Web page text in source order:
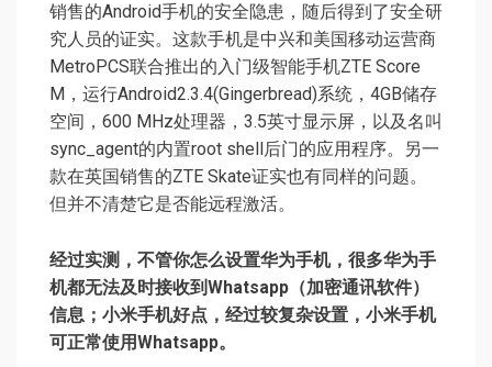
销售的Android手机的安全隐患，随后得到了安全研
究人员的证实。这款手机是中兴和美国移动运营商
MetroPCS联合推出的入门级智能手机ZTE Score
M，运行Android2.3.4(Gingerbread)系统，4GB储存
空间，600 MHz处理器，3.5英寸显示屏，以及名叫
sync_agent的内置root shell后门的应用程序。另一
款在英国销售的ZTE Skate证实也有同样的问题。
但并不清楚它是否能远程激活。
经过实测，不管你怎么设置华为手机，很多华为手
机都无法及时接收到Whatsapp（加密通讯软件）
信息；小米手机好点，经过较复杂设置，小米手机
可正常使用Whatsapp。